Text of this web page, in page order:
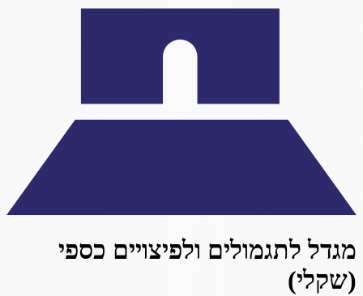
מגדל לתגמולים ולפיצויים כספי
(שקלי)